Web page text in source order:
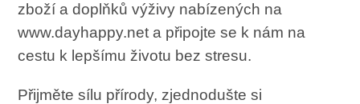
zboží a doplňků výživy nabízených na
www.dayhappy.net a připojte se k nám na
cestu k lepšímu životu bez stresu.
Přijměte sílu přírody, zjednodušte si